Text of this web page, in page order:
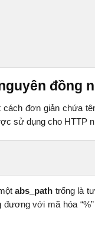
đồng
đơn giản chứa
sử dụng cho HTTP
abs_path trống là
với mã hóa “%”